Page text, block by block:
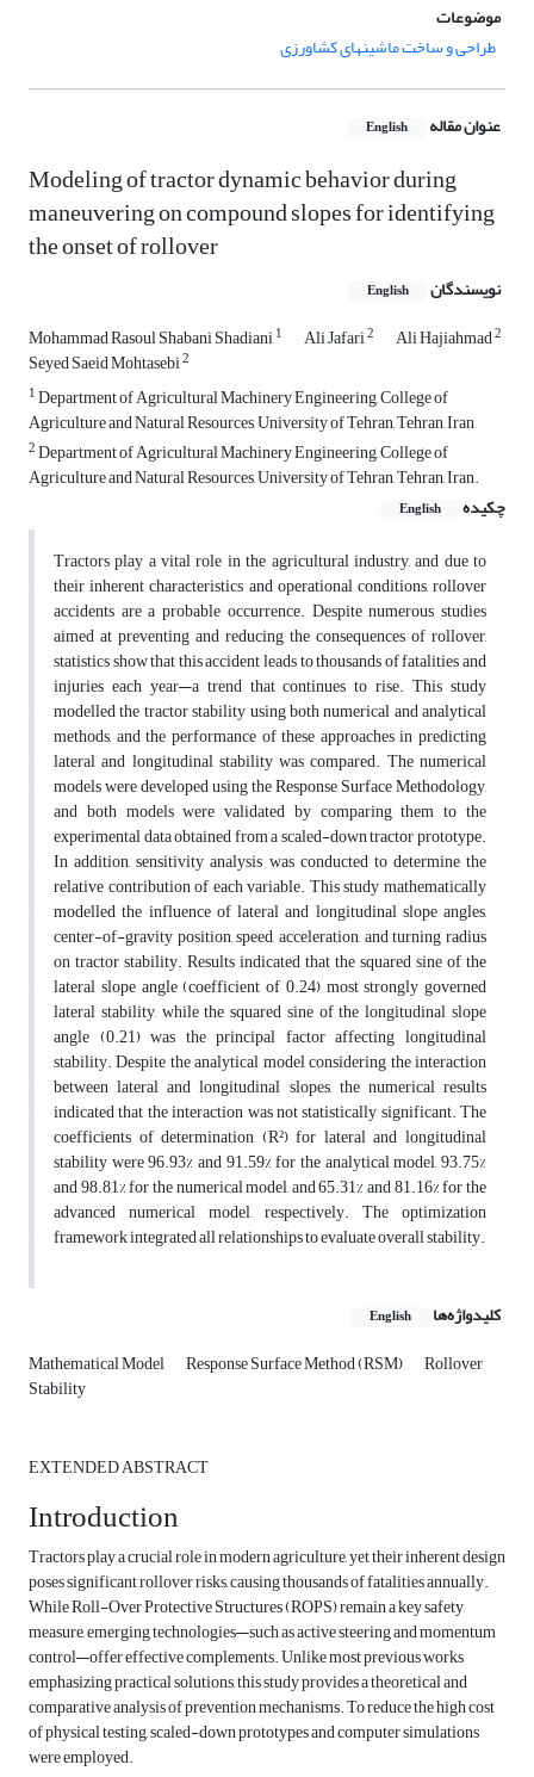
موضوعات
طراحی و ساخت ماشینهای کشاورزی
عنوان مقاله English
Modeling of tractor dynamic behavior during
maneuvering on compound slopes for identifying
the onset of rollover
نویسندگان English
Mohammad Rasoul Shabani Shadiani1 Ali Jafari2 Ali Hajiahmad2
Seyed Saeid Mohtasebi2
1Department of Agricultural Machinery Engineering, College of
Agriculture and Natural Resources, University of Tehran, Tehran, Iran
2Department of Agricultural Machinery Engineering, College of
Agriculture and Natural Resources, University of Tehran, Tehran, Iran.
چکیده
English
Tractors play a vital role in the agricultural industry, and due to
their inherent characteristics and operational conditions, rollover
accidents are a probable occurrence. Despite numerous studies
aimed at preventing and reducing the consequences of rollover,
statistics show that this accident leads to thousands of fatalities and
injuries each year—a trend that continues to rise. This study
modelled the tractor stability using both numerical and analytical
methods, and the performance of these approaches in predicting
lateral and longitudinal stability was compared. The numerical
models were developed using the Response Surface Methodology,
and both models were validated by comparing them to the
experimental data obtained from a scaled-down tractor prototype.
In addition, sensitivity analysis was conducted to determine the
relative contribution of each variable. This study mathematically
modelled the influence of lateral and longitudinal slope angles,
center-of-gravity position, speed, acceleration, and turning radius
on tractor stability. Results indicated that the squared sine of the
lateral slope angle (coefficient of 0.24) most strongly governed
lateral stability, while the squared sine of the longitudinal slope
angle (0.21) was the principal factor affecting longitudinal
stability. Despite the analytical model considering the interaction
between lateral and longitudinal slopes, the numerical results
indicated that the interaction was not statistically significant. The
coefficients of determination (R²) for lateral and longitudinal
stability were 96.93% and 91.59% for the analytical model, 93.75%
and 98.81% for the numerical model, and 65.31% and 81.16% for the
advanced numerical model, respectively. The optimization
framework integrated all relationships to evaluate overall stability.
کلیدواژه‌ها English
Mathematical Model Response Surface Method (RSM) Rollover
Stability
EXTENDED ABSTRACT
Introduction
Tractors play a crucial role in modern agriculture, yet their inherent design
poses significant rollover risks, causing thousands of fatalities annually.
While Roll-Over Protective Structures (ROPS) remain a key safety
measure, emerging technologies—such as active steering and momentum
control—offer effective complements. Unlike most previous works
emphasizing practical solutions, this study provides a theoretical and
comparative analysis of prevention mechanisms. To reduce the high cost
of physical testing, scaled-down prototypes and computer simulations
were employed.